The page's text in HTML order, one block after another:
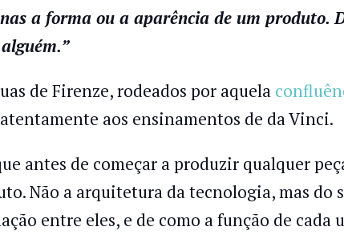
a forma ou a aparência de um produto.
de Firenze, rodeados por aquela
aos ensinamentos de da Vinci.
antes de começar a produzir qualquer
Não a arquitetura da tecnologia, mas do
entre eles, e de como a função de cada